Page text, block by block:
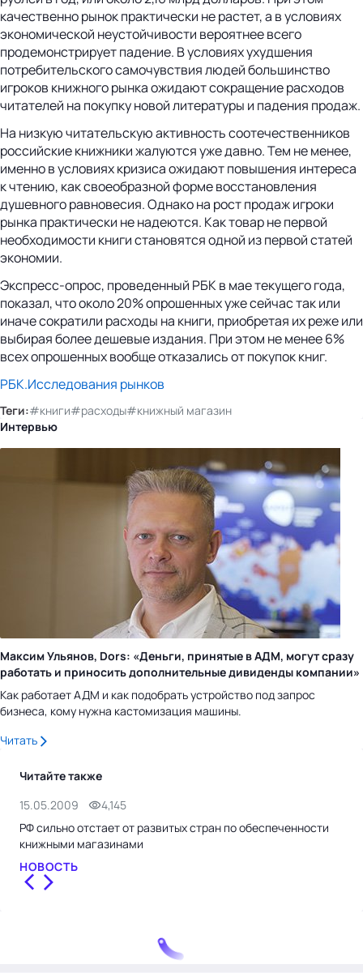
качественно рынок практически не растет, а в условиях
экономической неустойчивости вероятнее всего
продемонстрирует падение. В условиях ухудшения
потребительского самочувствия людей большинство
игроков книжного рынка ожидают сокращение расходов
читателей на покупку новой литературы и падения продаж.
На низкую читательскую активность соотечественников
российские книжники жалуются уже давно. Тем не менее,
именно в условиях кризиса ожидают повышения интереса
к чтению, как своеобразной форме восстановления
душевного равновесия. Однако на рост продаж игроки
рынка практически не надеются. Как товар не первой
необходимости книги становятся одной из первой статей
экономии.
Экспресс-опрос, проведенный РБК в мае текущего года,
показал, что около 20% опрошенных уже сейчас так или
иначе сократили расходы на книги, приобретая их реже или
выбирая более дешевые издания. При этом не менее 6%
всех опрошенных вообще отказались от покупок книг.
РБК.Исследования рынков
Теги:#книги#расходы#книжный магазин
Интервью
Максим Ульянов, Dors: «Деньги, принятые в АДМ, могут сразу
работать и приносить дополнительные дивиденды компании»
Как работает АДМ и как подобрать устройство под запрос
бизнеса, кому нужна кастомизация машины.
Читать
Читайте также
15.05.2009
4,145
РФ сильно отстает от развитых стран по обеспеченности
книжными магазинами
НОВОСТЬ